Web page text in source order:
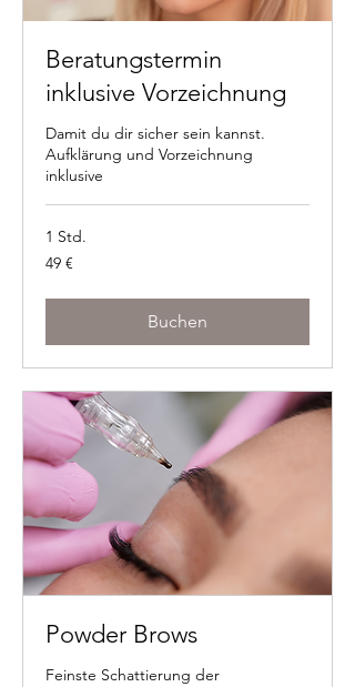
Beratungstermin
inklusive Vorzeichnung
Damit du dir sicher sein kannst.
Aufklärung und Vorzeichnung
inklusive
1 Std.
49
Euro
49 €
Buchen
Powder Brows
Feinste Schattierung der